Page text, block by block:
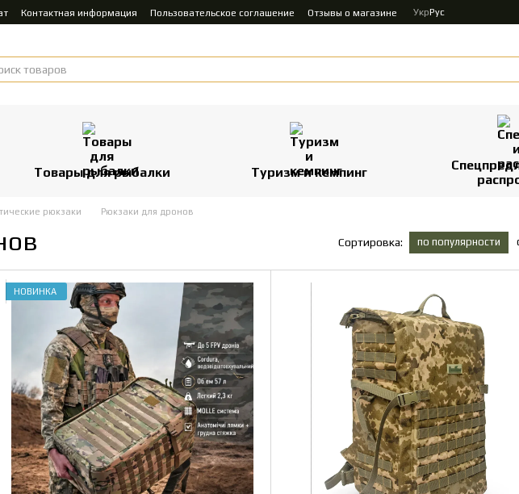
Контактная информация Пользовательское соглашение Отзывы о магазине УкрРус
Товары для рыбалки Туризм и кемпинг
рюкзаки Рюкзаки для дронов
Сортировка: по популярности
НОВИНКА